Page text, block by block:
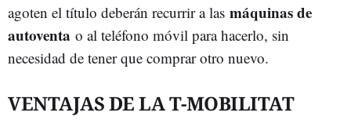
agoten el título deberán recurrir a las máquinas de
autoventa o al teléfono móvil para hacerlo, sin
necesidad de tener que comprar otro nuevo.
VENTAJAS DE LA T-MOBILITAT